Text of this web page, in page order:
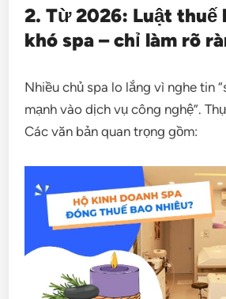
2. Từ 2026: Luật thuế
khó spa – chỉ làm rõ
Nhiều chủ spa lo lắng vì nghe tin
mạnh vào dịch vụ công nghệ”.
Các văn bản quan trọng gồm: